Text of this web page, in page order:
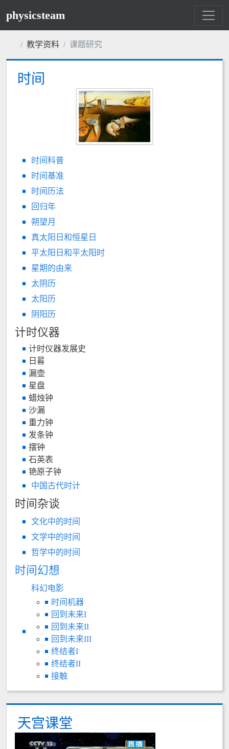
physicsteam
教学资料 课题研究
时间
时间科普
时间基准
时间历法
回归年
朔望月
真太阳日和恒星日
平太阳日和平太阳时
星期的由来
太阴历
太阳历
阴阳历
计时仪器
计时仪器发展史
日晷
漏壶
星盘
蜡烛钟
沙漏
重力钟
发条钟
摆钟
石英表
铯原子钟
中国古代时计
时间杂谈
文化中的时间
文学中的时间
哲学中的时间
时间幻想
科幻电影
时间机器
回到未来I
回到未来II
回到未来III
终结者I
终结者II
接触
天宫课堂